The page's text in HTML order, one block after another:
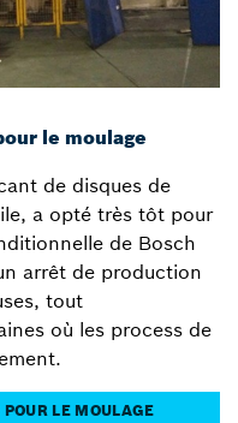
le moulage
de disques de
a opté très tôt pour
de Bosch
arrêt de production
tout
où les process de
POUR LE MOULAGE